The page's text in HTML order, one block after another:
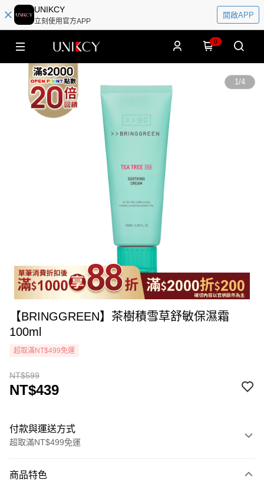
UNIKCY
立刻使用官方APP
開啟APP
0
1/4
【BRINGGREEN】茶樹積雪草舒敏保濕霜
100ml
超取滿NT$499免運
NT$599
NT$439
付款與運送方式
超取滿NT$499免運
icash Pay
商品特色